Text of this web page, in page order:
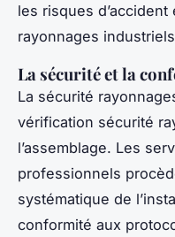
les risques
rayonnages
La sécurité et la
La sécurité
vérification sécurité
l’assemblage. Les
professionnels
systématique de
conformité aux